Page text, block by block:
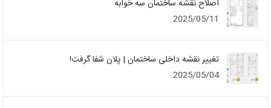
اصلاح نقشه ساختمان سه خوابه
2025/05/11
تغییر نقشه داخلی ساختمان | پلان شفا گرفت!
2025/05/04